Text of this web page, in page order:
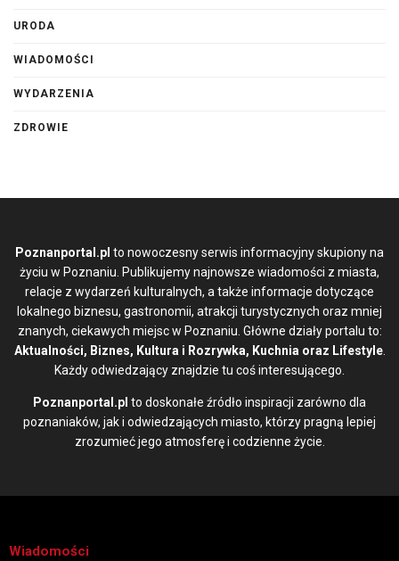
URODA
WIADOMOŚCI
WYDARZENIA
ZDROWIE
Poznanportal.pl to nowoczesny serwis informacyjny skupiony na
życiu w Poznaniu. Publikujemy najnowsze wiadomości z miasta,
relacje z wydarzeń kulturalnych, a także informacje dotyczące
lokalnego biznesu, gastronomii, atrakcji turystycznych oraz mniej
znanych, ciekawych miejsc w Poznaniu. Główne działy portalu to:
Aktualności, Biznes, Kultura i Rozrywka, Kuchnia oraz Lifestyle.
Każdy odwiedzający znajdzie tu coś interesującego.
Poznanportal.pl to doskonałe źródło inspiracji zarówno dla
poznaniaków, jak i odwiedzających miasto, którzy pragną lepiej
zrozumieć jego atmosferę i codzienne życie.
Wiadomości